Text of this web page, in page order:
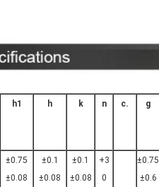
h1 h k n c. g
±0.75
±0.08
±0.1
±0.08
±0.1
±0.08
+3
0
±0.75
±0.6